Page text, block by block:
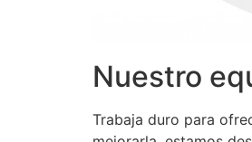
Nuestro
Trabaja duro para